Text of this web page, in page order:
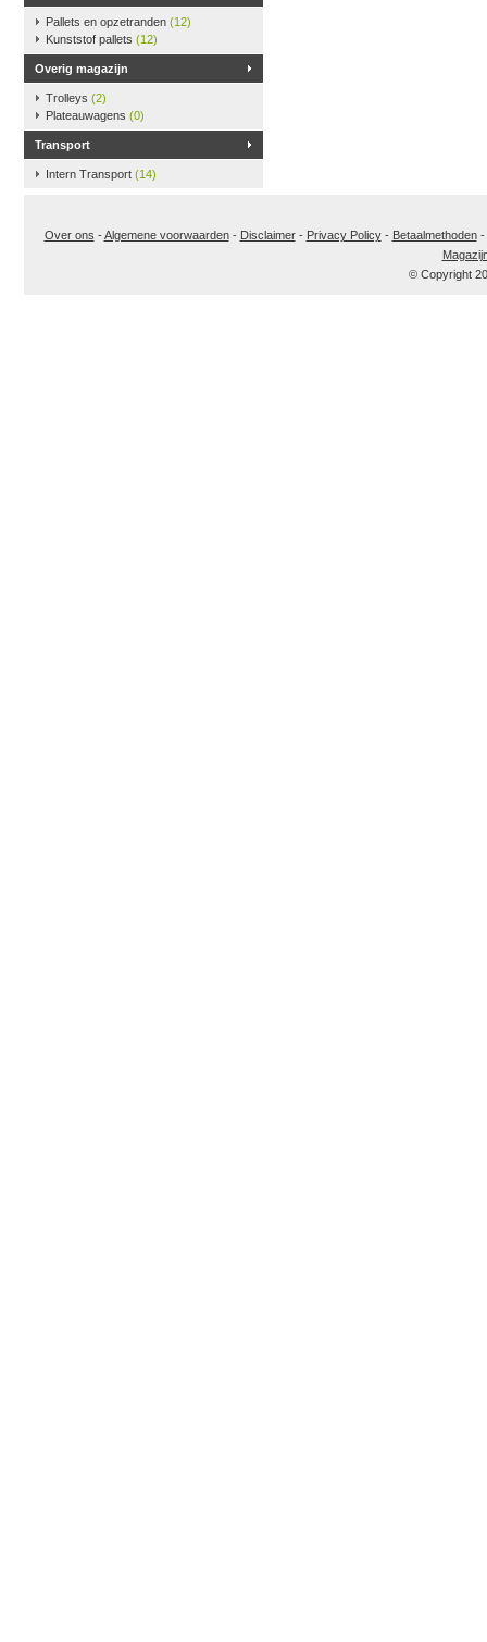
Pallets en opzetranden (12)
Kunststof pallets (12)
Overig magazijn
Trolleys (2)
Plateauwagens (0)
Transport
Intern Transport (14)
Over ons -Algemene voorwaarden- Disclaimer- Privacy Policy- Betaalmethoden-
© Copyright